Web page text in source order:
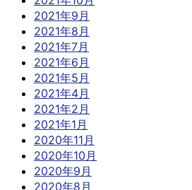
2021年9月
2021年8月
2021年7月
2021年6月
2021年5月
2021年4月
2021年2月
2021年1月
2020年11月
2020年10月
2020年9月
2020年8月